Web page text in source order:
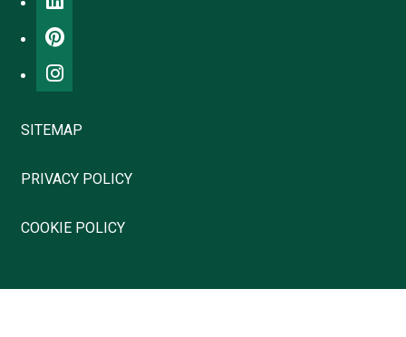
SITEMAP
PRIVACY POLICY
COOKIE POLICY